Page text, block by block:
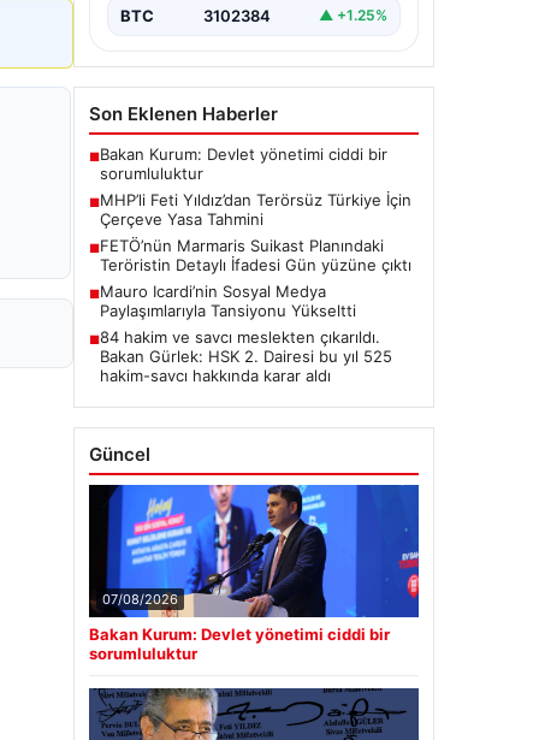
BTC 3102384 ▲ +1.25%
Son Eklenen Haberler
■Bakan Kurum: Devlet yönetimi ciddi bir
sorumluluktur
■MHP’li Feti Yıldız’dan Terörsüz Türkiye İçin
Çerçeve Yasa Tahmini
■FETÖ’nün Marmaris Suikast Planındaki
Teröristin Detaylı İfadesi Gün yüzüne çıktı
■Mauro Icardi’nin Sosyal Medya
Paylaşımlarıyla Tansiyonu Yükseltti
■84 hakim ve savcı meslekten çıkarıldı.
Bakan Gürlek: HSK 2. Dairesi bu yıl 525
hakim-savcı hakkında karar aldı
Güncel
07/08/2026
Bakan Kurum: Devlet yönetimi ciddi bir
sorumluluktur